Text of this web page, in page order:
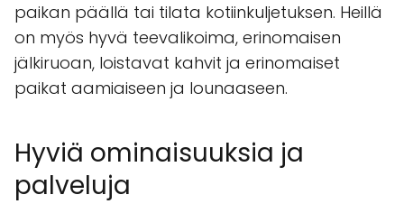
paikan päällä tai tilata kotiinkuljetuksen. Heillä
on myös hyvä teevalikoima, erinomaisen
jälkiruoan, loistavat kahvit ja erinomaiset
paikat aamiaiseen ja lounaaseen.
Hyviä ominaisuuksia ja
palveluja